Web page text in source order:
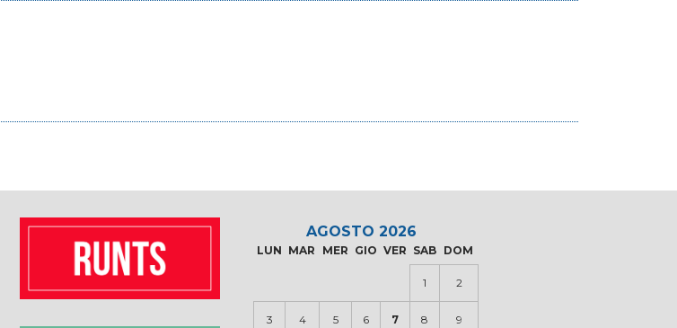
AGOSTO 2026
LUN MAR MER GIO VER SAB DOM
1 2
3 4 5 6 7 8 9